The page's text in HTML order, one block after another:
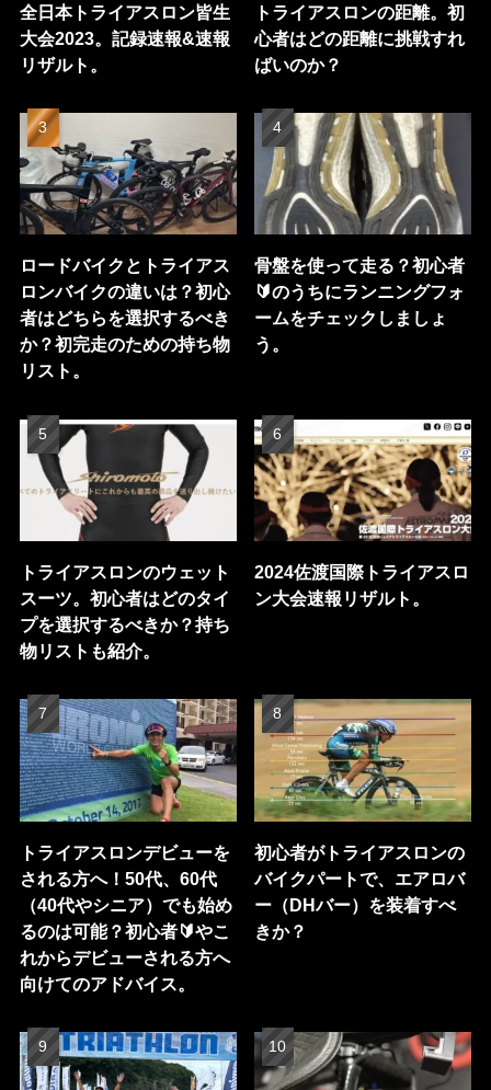
全日本トライアスロン皆生
大会2023。記録速報&速報
リザルト。
トライアスロンの距離。初
心者はどの距離に挑戦すれ
ばいのか？
ロードバイクとトライアス
ロンバイクの違いは？初心
者はどちらを選択するべき
か？初完走のための持ち物
リスト。
骨盤を使って走る？初心者
🔰のうちにランニングフォ
ームをチェックしましょ
う。
トライアスロンのウェット
スーツ。初心者はどのタイ
プを選択するべきか？持ち
物リストも紹介。
2024佐渡国際トライアスロ
ン大会速報リザルト。
トライアスロンデビューを
される方へ！50代、60代
（40代やシニア）でも始め
るのは可能？初心者🔰やこ
れからデビューされる方へ
向けてのアドバイス。
初心者がトライアスロンの
バイクパートで、エアロバ
ー（DHバー）を装着すべ
きか？